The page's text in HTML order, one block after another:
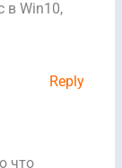
в Win10,
Reply
что